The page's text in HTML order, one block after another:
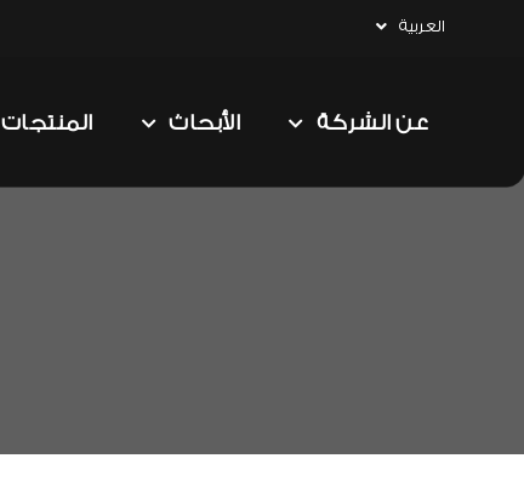
العربية
عن الشركة الأبحاث المنتجات